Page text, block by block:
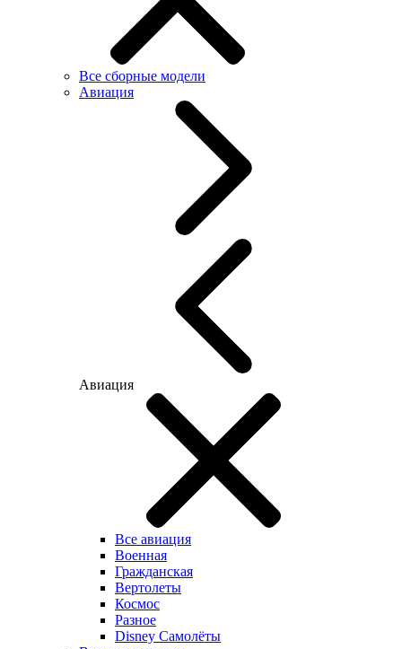
Все сборные модели
Авиация
Авиация
Все авиация
Военная
Гражданская
Вертолеты
Космос
Разное
Disney Самолёты